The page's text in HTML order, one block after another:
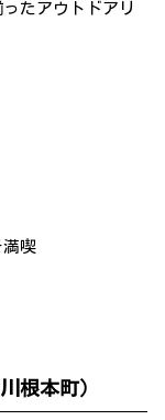
たアウトドアリ
満喫
根本町）